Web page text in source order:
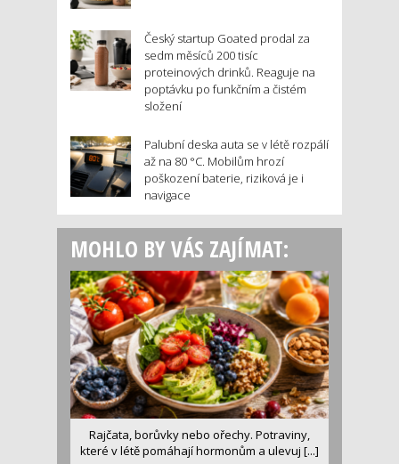
Český startup Goated prodal za
sedm měsíců 200 tisíc
proteinových drinků. Reaguje na
poptávku po funkčním a čistém
složení
Palubní deska auta se v létě rozpálí
až na 80 °C. Mobilům hrozí
poškození baterie, riziková je i
navigace
MOHLO BY VÁS ZAJÍMAT:
Rajčata, borůvky nebo ořechy. Potraviny,
které v létě pomáhají hormonům a ulevuj [...]